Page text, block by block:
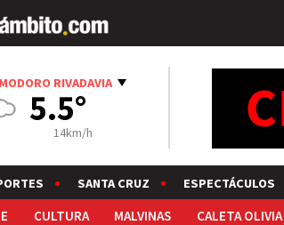
RIVADAVIA
5.5°
14km/h
SANTA CRUZ ESPECTÁCULOS
CULTURA MALVINAS CALETA OLIVIA